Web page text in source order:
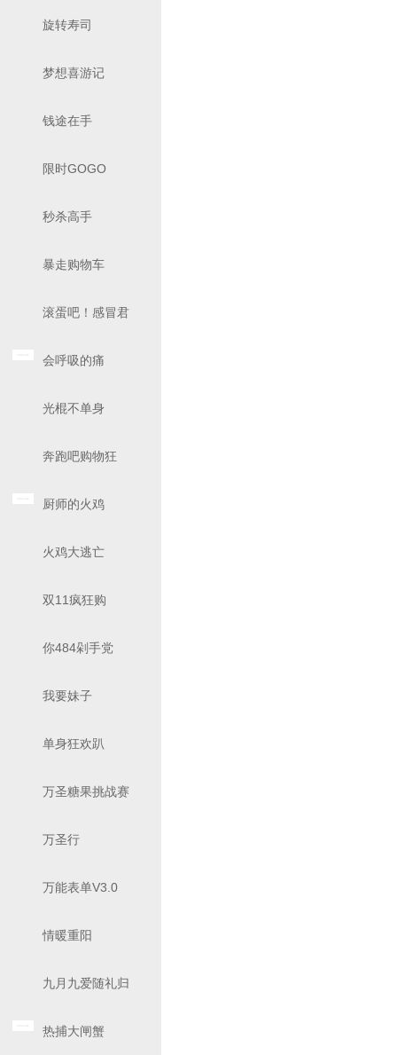
旋转寿司
梦想喜游记
钱途在手
限时GOGO
秒杀高手
暴走购物车
滚蛋吧！感冒君
会呼吸的痛
光棍不单身
奔跑吧购物狂
厨师的火鸡
火鸡大逃亡
双11疯狂购
你484剁手党
我要妹子
单身狂欢趴
万圣糖果挑战赛
万圣行
万能表单V3.0
情暖重阳
九月九爱随礼归
热捕大闸蟹